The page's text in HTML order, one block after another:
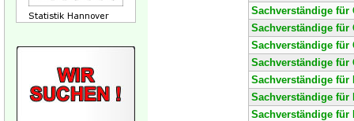
Sachverständige für
Sachverständige für
Sachverständige
Sachverständige für
Sachverständige für
Sachverständige für
Sachverständige